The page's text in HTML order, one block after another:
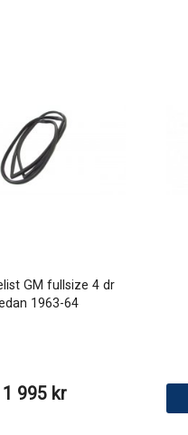
GM fullsize 4 dr
1963-64
1 995 kr